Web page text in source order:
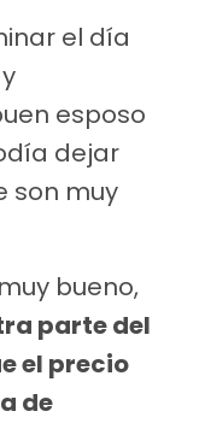
el día
esposo
dejar
son muy
bueno,
parte del
el precio
de